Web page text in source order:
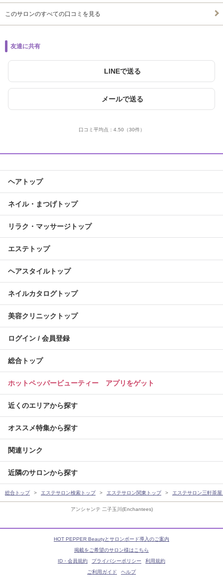
アンシャンテ 二子玉川(Enchantees)
このサロンのすべての口コミを見る
友達に共有
LINEで送る
メールで送る
口コミ平均点： 4.50 （30件）
ヘアトップ
ネイル・まつげトップ
リラク・マッサージトップ
エステトップ
ヘアスタイルトップ
ネイルカタログトップ
美容クリニックトップ
ログイン / 会員登録
総合トップ
ホットペッパービューティー アプリをゲット
近くのエリアから探す
オススメ特集から探す
関連リンク
近隣のサロンから探す
総合トップ エステサロン検索トップ エステサロン関東トップ エステサロン三軒茶
HOT PEPPER Beautyとサロンボード導入のご案内
掲載をご希望のサロン様はこちら
ID・会員規約
プライバシーポリシー
利用規約
ご利用ガイド
ヘルプ